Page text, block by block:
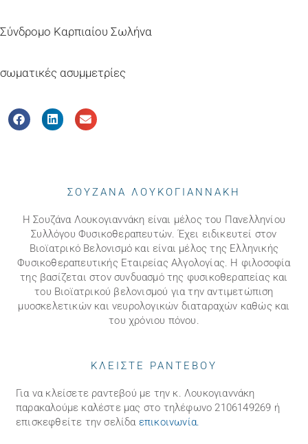
Σύνδρομο Καρπιαίου Σωλήνα
σωματικές ασυμμετρίες
ΣΟΥΖΑΝΑ ΛΟΥΚΟΓΙΑΝΝΑΚΗ
Η Σουζάνα Λουκογιαννάκη είναι μέλος του Πανελληνίου
Συλλόγου Φυσικοθεραπευτών. Έχει ειδικευτεί στον
Βιοϊατρικό Βελονισμό και είναι μέλος της Ελληνικής
Φυσικοθεραπευτικής Εταιρείας Αλγολογίας. Η φιλοσοφία
της βασίζεται στον συνδυασμό της φυσικοθεραπείας και
του Βιοϊατρικού βελονισμού για την αντιμετώπιση
μυοσκελετικών και νευρολογικών διαταραχών καθώς και
του χρόνιου πόνου.
ΚΛΕΙΣΤΕ ΡΑΝΤΕΒΟΥ
Για να κλείσετε ραντεβού με την κ. Λουκογιαννάκη
παρακαλούμε καλέστε μας στo τηλέφωνo 2106149269 ή
επισκεφθείτε την σελίδα επικοινωνία.